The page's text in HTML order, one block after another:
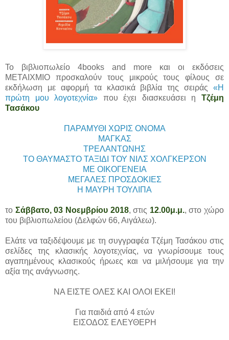
Το βιβλιοπωλείο 4books and more και οι εκδόσεις
ΜΕΤΑΙΧΜΙΟ προσκαλούν τους μικρούς τους φίλους σε
εκδήλωση με αφορμή τα κλασικά βιβλία της σειράς «Η
πρώτη μου λογοτεχνία» που έχει διασκευάσει ηΤζέμη
Τασάκου
ΠΑΡΑΜΥΘΙ ΧΩΡΙΣ ΟΝΟΜΑ
ΜΑΓΚΑΣ
ΤΡΕΛΑΝΤΩΝΗΣ
ΤΟ ΘΑΥΜΑΣΤΟ ΤΑΞΙΔΙ ΤΟΥ ΝΙΛΣ ΧΟΛΓΚΕΡΣΟΝ
ΜΕ ΟΙΚΟΓΕΝΕΙΑ
ΜΕΓΑΛΕΣ ΠΡΟΣΔΟΚΙΕΣ
Η ΜΑΥΡΗ ΤΟΥΛΙΠΑ
το Σάββατο, 03 Νοεμβρίου 2018, στις 12.00μ.μ., στο χώρο
του βιβλιοπωλείου (Δελφών 66, Αιγάλεω).
Ελάτε να ταξιδέψουμε με τη συγγραφέα Τζέμη Τασάκου στις
σελίδες της κλασικής λογοτεχνίας, να γνωρίσουμε τους
αγαπημένους κλασικούς ήρωες και να μιλήσουμε για την
αξία της ανάγνωσης.
ΝΑ ΕΙΣΤΕ ΟΛΕΣ ΚΑΙ ΟΛΟΙ ΕΚΕΙ!
Για παιδιά από 4 ετών
ΕΙΣΟΔΟΣ ΕΛΕΥΘΕΡΗ